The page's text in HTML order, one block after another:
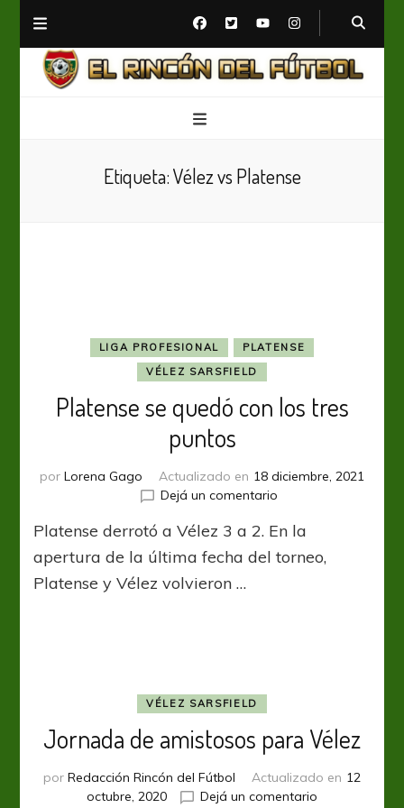
Etiqueta:Vélez vs Platense
LIGA PROFESIONAL
PLATENSE
VÉLEZ SARSFIELD
Platense se quedó con los tres
puntos
por Lorena Gago Actualizado en 18 diciembre, 2021
Dejá un comentarioen
se
quedó
Platense derrotó a Vélez 3 a 2. En la
apertura de la última fecha del torneo,
Platense y Vélez volvieron …
VÉLEZ SARSFIELD
Jornada de amistosos para Vélez
por Redacción Rincón del Fútbol Actualizado en 12
octubre, 2020
Dejá un comentario